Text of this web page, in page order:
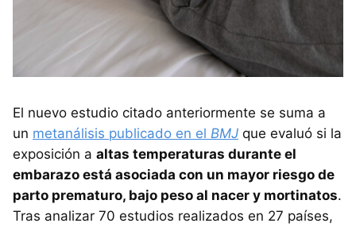
El nuevo estudio citado anteriormente se suma a
un metanálisis publicado en el BMJ que evaluó si la
exposición a altas temperaturas durante el
embarazo está asociada con un mayor riesgo de
parto prematuro, bajo peso al nacer y mortinatos.
Tras analizar 70 estudios realizados en 27 países,